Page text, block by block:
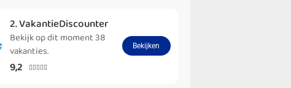
2. VakantieDiscounter
Bekijk op dit moment 38
vakanties.
9,2 
Bekijken